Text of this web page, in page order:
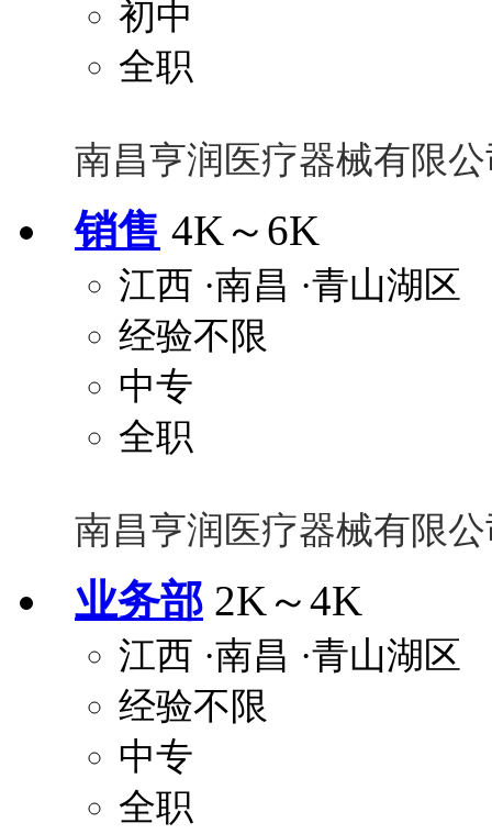
初中
全职
南昌亨润医疗器械有限
销售 4K～6K
江西 ·南昌 ·青山湖区
经验不限
中专
全职
南昌亨润医疗器械有限
业务部 2K～4K
江西 ·南昌 ·青山湖区
经验不限
中专
全职